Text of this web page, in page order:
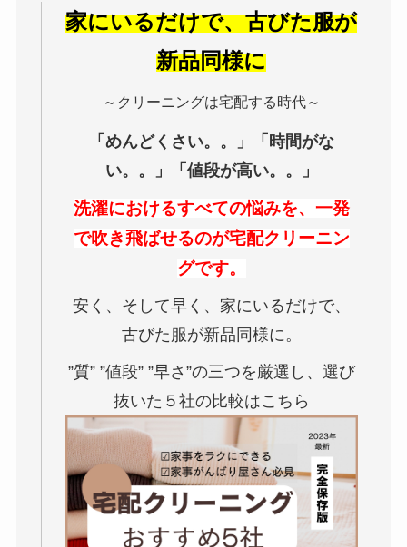
家にいるだけで、古びた服が
新品同様に
～クリーニングは宅配する時代～
「めんどくさい。。」「時間がな
い。。」「値段が高い。。」
洗濯におけるすべての悩みを、一発
で吹き飛ばせるのが宅配クリーニン
グです。
安く、そして早く、家にいるだけで、
古びた服が新品同様に。
”質” ”値段” ”早さ”の三つを厳選し、選び
抜いた５社の比較はこちら